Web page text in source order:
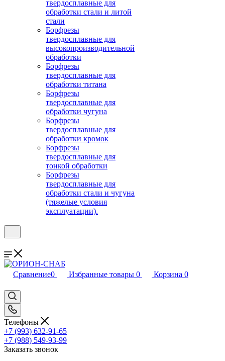
твердосплавные для
обработки стали и литой
стали
Борфрезы
твердосплавные для
высокопроизводительной
обработки
Борфрезы
твердосплавные для
обработки титана
Борфрезы
твердосплавные для
обработки чугуна
Борфрезы
твердосплавные для
обработки кромок
Борфрезы
твердосплавные для
тонкой обработки
Борфрезы
твердосплавные для
обработки стали и чугуна
(тяжелые условия
эксплуатации).
Сравнение0 Избранные товары 0 Корзина 0
Телефоны
+7 (993) 632-91-65
+7 (988) 549-93-99
Заказать звонок